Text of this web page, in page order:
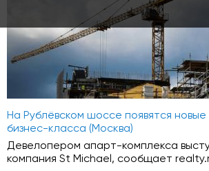
На Рублёвском шоссе появятся
бизнес-класса (Москва)
Девелопером апарт-комплекса
компания St Michael, сообщает